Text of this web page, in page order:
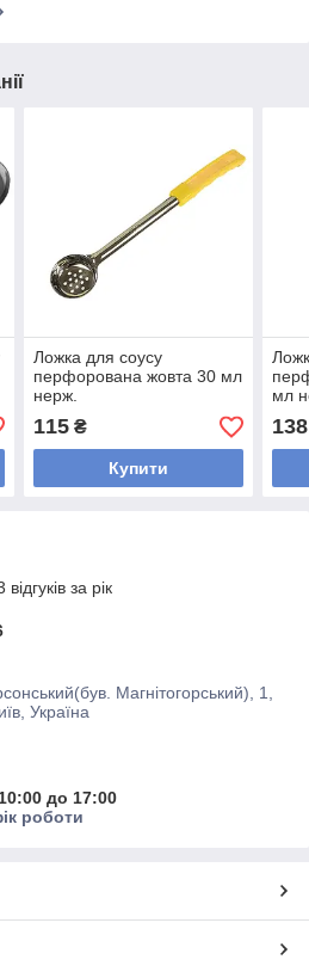
Ложка для соусу
перфорована жовта 30 мл
нерж.
115₴
Купити
мл
138
за рік
Магнітогорський), 1,
Україна
до 17:00
роботи